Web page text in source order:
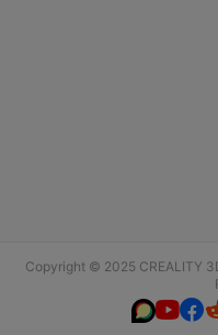
Copyright © 2025 CREALITY
